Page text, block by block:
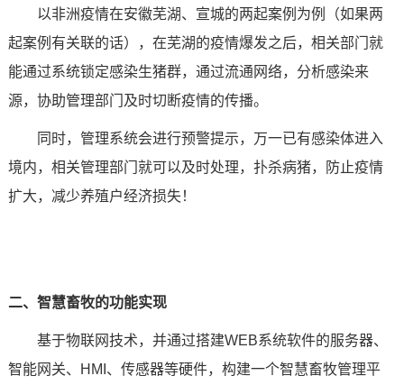
以非洲疫情在安徽芜湖、宣城的两起案例为例（如果两
起案例有关联的话），在芜湖的疫情爆发之后，相关部门就
能通过系统锁定感染生猪群，通过流通网络，分析感染来
源，协助管理部门及时切断疫情的传播。
同时，管理系统会进行预警提示，万一已有感染体进入
境内，相关管理部门就可以及时处理，扑杀病猪，防止疫情
扩大，减少养殖户经济损失！
二、智慧畜牧的功能实现
基于物联网技术，并通过搭建WEB系统软件的服务器、
智能网关、HMI、传感器等硬件，构建一个智慧畜牧管理平